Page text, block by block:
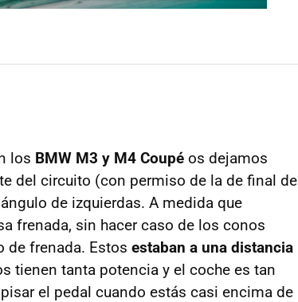
los BMW M3 y M4 Coupé os dejamos
del circuito (con permiso de la de final de
de izquierdas. A medida que
frenada, sin hacer caso de los conos
de frenada. Estos estaban a una distancia
tienen tanta potencia y el coche es tan
el pedal cuando estás casi encima de